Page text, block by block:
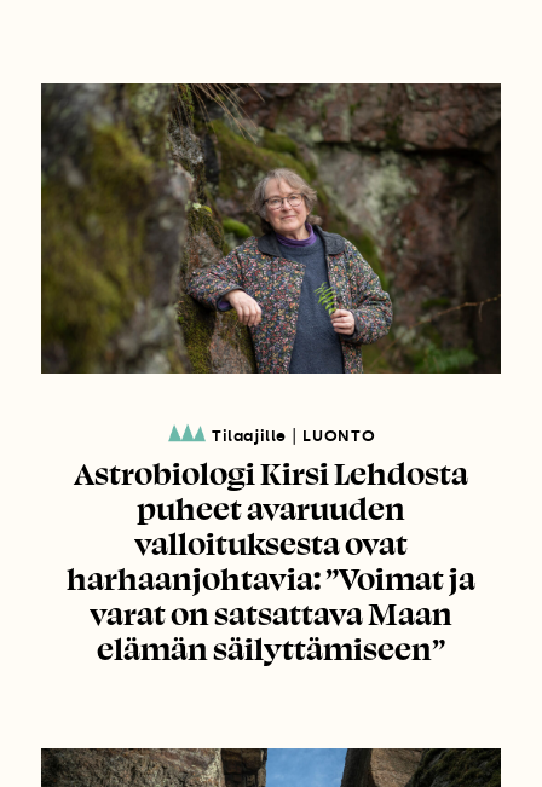
Tilaajille LUONTO
Astrobiologi Kirsi Lehdosta
puheet avaruuden
valloituksesta ovat
harhaanjohtavia: ”Voimat ja
varat on satsattava Maan
elämän säilyttämiseen”